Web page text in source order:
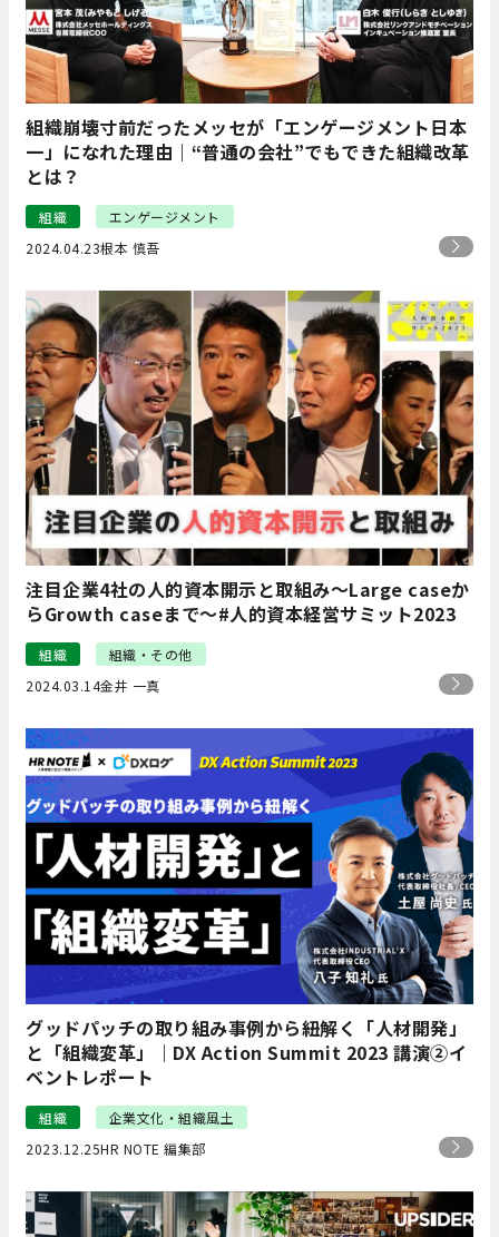
組織崩壊寸前だったメッセが「エンゲージメント日本
一」になれた理由｜“普通の会社”でもできた組織改革
とは？
組織
エンゲージメント
2024.04.23根本 慎吾
注目企業4社の人的資本開示と取組み～Large caseか
らGrowth caseまで～#人的資本経営サミット2023
組織
組織・その他
2024.03.14金井 一真
グッドパッチの取り組み事例から紐解く「人材開発」
と「組織変革」｜DX Action Summit 2023 講演②イ
ベントレポート
組織
企業文化・組織風土
2023.12.25HR NOTE 編集部